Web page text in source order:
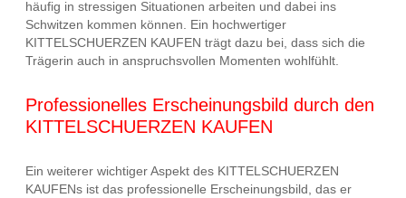
häufig in stressigen Situationen arbeiten und dabei ins
Schwitzen kommen können. Ein hochwertiger
KITTELSCHUERZEN KAUFEN trägt dazu bei, dass sich die
Trägerin auch in anspruchsvollen Momenten wohlfühlt.
Professionelles Erscheinungsbild durch den
KITTELSCHUERZEN KAUFEN
Ein weiterer wichtiger Aspekt des KITTELSCHUERZEN
KAUFENs ist das professionelle Erscheinungsbild, das er